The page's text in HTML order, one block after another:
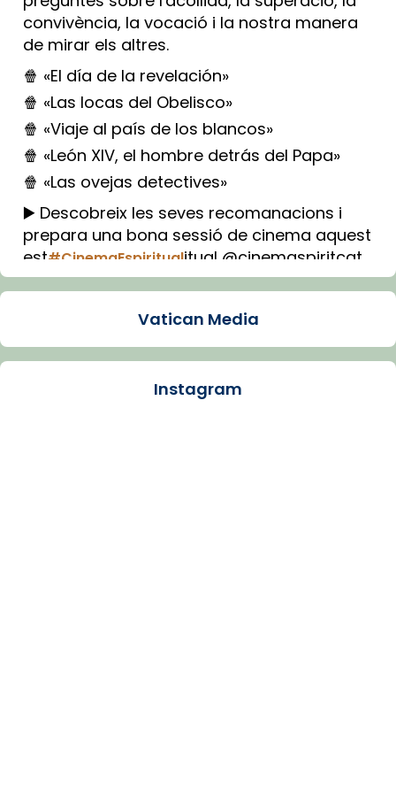
convivència, la vocació i la nostra manera
de mirar els altres.
🍿 «El día de la revelación»
🍿 «Las locas del Obelisco»
🍿 «Viaje al país de los blancos»
🍿 «León XIV, el hombre detrás del Papa»
🍿 «Las ovejas detectives»
▶️ Descobreix les seves recomanacions i
prepara una bona sessió de cinema aquest
est#CinemaEspiritualitual @cinemaspiritcat
Imatge: Generada amb IA (OpenAI)
Arquebisbat de Barcelona
Vatican Media
Instagram